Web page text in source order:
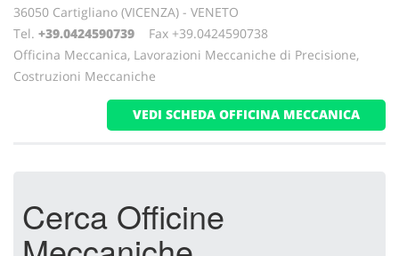
36050 Cartigliano (VICENZA) - VENETO
Tel. +39.0424590739 Fax +39.0424590738
Officina Meccanica, Lavorazioni Meccaniche di Precisione,
Costruzioni Meccaniche
VEDI SCHEDA OFFICINA MECCANICA
Cerca Officine